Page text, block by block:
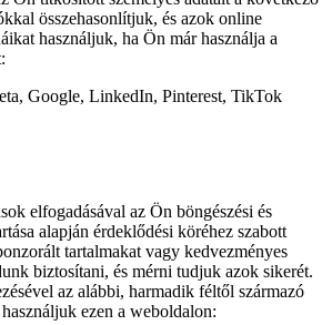
összehasonlítjuk, és azok online
használjuk, ha Ön már használja a
Google, LinkedIn, Pinterest, TikTok
elfogadásával az Ön böngészési és
alapján érdeklődési köréhez szabott
tartalmakat vagy kedvezményes
biztosítani, és mérni tudjuk azok sikerét.
az alábbi, harmadik féltől származó
ezen a weboldalon: